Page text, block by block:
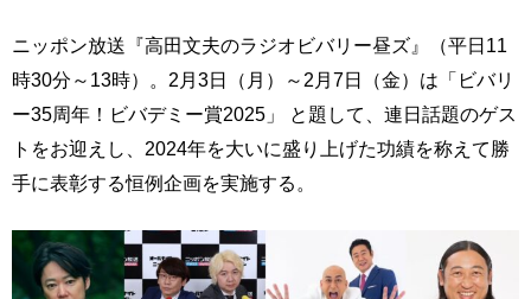
ニッポン放送『高田文夫のラジオビバリー昼ズ』（平日11
時30分～13時）。2月3日（月）～2月7日（金）は「ビバリ
ー35周年！ビバデミー賞2025」 と題して、連日話題のゲス
トをお迎えし、2024年を大いに盛り上げた功績を称えて勝
手に表彰する恒例企画を実施する。